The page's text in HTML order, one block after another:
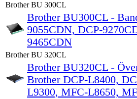
Brother BU 300CL
Brother BU300CL -
9055CDN, DCP-
9465CDN
Brother BU 320CL
Brother BU320CL -
Brother DCP-L8400,
L9300, MFC-L8650,